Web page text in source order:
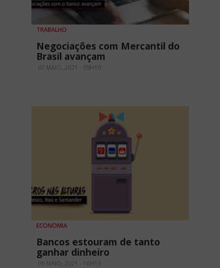
TRABALHO
Negociações com Mercantil do
Brasil avançam
07 MAIO, 2021 - 09H10
ECONOMIA
Bancos estouram de tanto
ganhar dinheiro
06 MAIO, 2021 - 16H13